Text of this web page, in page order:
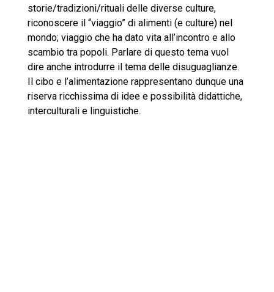
storie/tradizioni/rituali delle diverse culture,
riconoscere il “viaggio” di alimenti (e culture) nel
mondo; viaggio che ha dato vita all’incontro e allo
scambio tra popoli. Parlare di questo tema vuol
dire anche introdurre il tema delle disuguaglianze.
Il cibo e l’alimentazione rappresentano dunque una
riserva ricchissima di idee e possibilità didattiche,
interculturali e linguistiche.